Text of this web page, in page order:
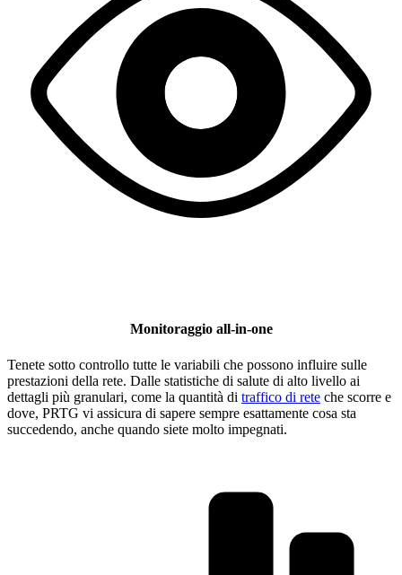
Monitoraggio all-in-one
Tenete sotto controllo tutte le variabili che possono influire sulle
prestazioni della rete. Dalle statistiche di salute di alto livello ai
dettagli più granulari, come la quantità di traffico di rete che scorre e
dove, PRTG vi assicura di sapere sempre esattamente cosa sta
succedendo, anche quando siete molto impegnati.